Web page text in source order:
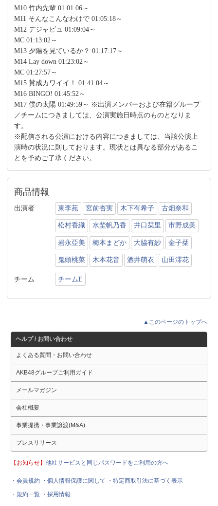
M10 竹内先輩 01:01:06～
M11 そんなこんなわけで 01:05:18～
M12 デジャビュ 01:09:04～
MC 01:13:02～
M13 夕陽を見ているか？ 01:17:17～
M14 Lay down 01:23:02～
MC 01:27:57～
M15 賛成カワイイ！ 01:41:04～
M16 BINGO! 01:45:52～
M17 僕の太陽 01:49:59～ ※出演メンバーおよび在籍グループ
／チームにつきましては、公演実施日時点のものとなりま
す。
※配信される公演における内容につきましては、当該公演上
演時の状況に則しております。現状とは異なる部分があるこ
とを予めご了承ください。
商品情報
出演者 東李苑 宮前杏実 木下有希子 古畑奈和
松村香織 水埜帆乃香 井口栞里 市野成美
岩永亞美 梅本まどか 大脇有紗 金子栞
鬼頭桃菜 木本花音 酒井萌衣 山田澪花
チーム チームE
▲このページのトップへ
ヘルプ / お問い合わせ
よくある質問・お問い合わせ
AKB48グループご利用ガイド
メールマガジン
会社概要
事業提携・事業譲渡(M&A)
プレスリリース
【お知らせ】他社サービスと同じパスワードをご利用の方へ
・会員規約 ・個人情報保護に関して
・特定商取引法に基づく表示
・規約一覧 ・採用情報